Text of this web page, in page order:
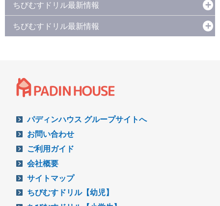
ちびむすドリル最新情報
ちびむすドリル最新情報
パディンハウス グループサイトへ
お問い合わせ
ご利用ガイド
会社概要
サイトマップ
ちびむすドリル【幼児】